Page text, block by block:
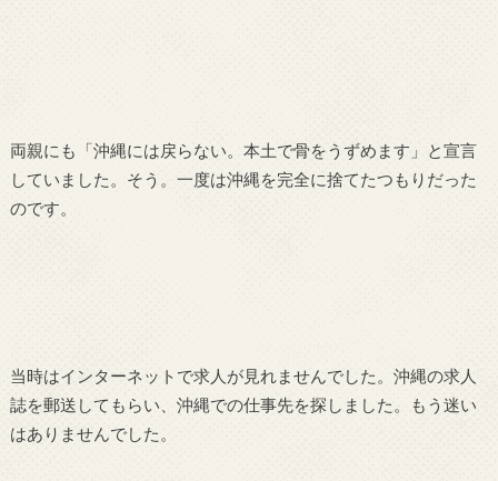
両親にも「沖縄には戻らない。本土で骨をうずめます」と宣言
していました。そう。一度は沖縄を完全に捨てたつもりだった
のです。
当時はインターネットで求人が見れませんでした。沖縄の求人
誌を郵送してもらい、沖縄での仕事先を探しました。もう迷い
はありませんでした。